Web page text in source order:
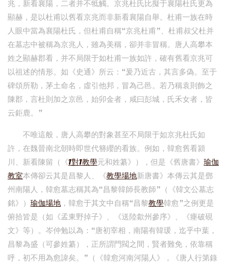
兆，新看襄陽，二者并不牴觸。京兆杜氏比擬于襄陽杜氏更為
顯赫，是以杜甫以舊看京兆而非新看襄陽自舉。杜甫一族在時
人眼中當為襄陽杜氏，但杜甫自稱“京兆杜甫”、杜甫叔父杜并
在墓志中被稱為京兆人，雖為美稱，卻并非冒稱。唐人高攀本
姓之顯赫郡看，并不局限于如杜甫一族如許，確有舊看京兆可
以祖述的情形。如《史通》所云：“爰乃近古，其言多偽。至于
碑頌所勒，茅土命名，虛引他邦，冒為己邑。若乃稱袁則飾之
陳郡，言杜則加之京邑，始卯金者，咸曰彭城，氏禾女者，皆
云鉅鹿。”
不唯這般，唐人高攀的對象甚至不局限于如京兆杜氏如
許，在魏晉南北朝時即世代簪纓的看族。例如，韓愈舊看潁
川、新看陳留（《1對1教學元和姓纂》），但是《舊唐書》 瑜伽
教室本傳卻云其是昌黎人、《教學場地新唐書》本傳云其是鄧
州南陽人，韓愈墓志稱其為“昌黎韓師長教師”（《韓文公墓志
銘》） 瑜伽場地 ，韓愈于其文中自稱“昌黎教學韓愈”之例更是
俯拾皆是（如《孟東野掉子》、《送陸歙州參序》、《瘞破硯
文》等）。岑仲勉以為：“唐初宰相，南陽有韓瑗，迄乎中葉，
昌黎為盛（可參姓纂），正所謂門閥之間，賢者難免，依靠稱
呼，初不用為愈諱矣。”（《韓愈河南河陽人》，《唐人行第錄